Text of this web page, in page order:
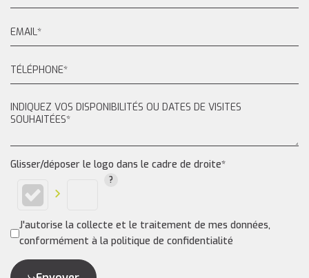
Glisser/déposer le logo dans le cadre de droite*
J'autorise la collecte et le traitement de mes données,
conformément à la politique de confidentialité